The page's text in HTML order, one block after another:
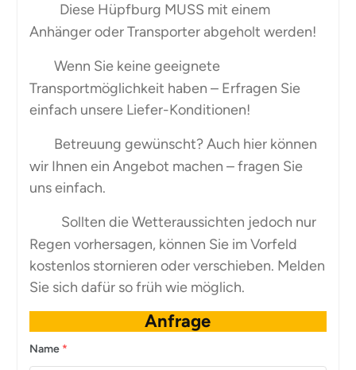
Diese Hüpfburg MUSS mit einem
Anhänger oder Transporter abgeholt werden!
Wenn Sie keine geeignete
Transportmöglichkeit haben – Erfragen Sie
einfach unsere Liefer-Konditionen!
Betreuung gewünscht? Auch hier können
wir Ihnen ein Angebot machen – fragen Sie
uns einfach.
Sollten die Wetteraussichten jedoch nur
Regen vorhersagen, können Sie im Vorfeld
kostenlos stornieren oder verschieben. Melden
Sie sich dafür so früh wie möglich.
Anfrage
Name *